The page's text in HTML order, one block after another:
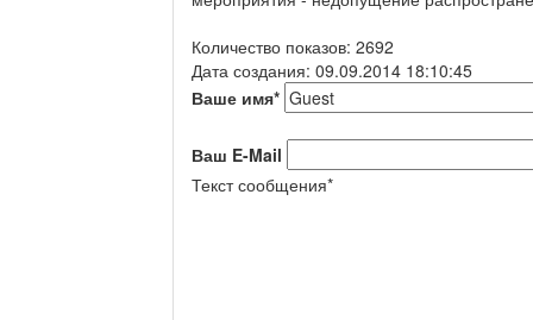
Количество показов: 2692
Дата создания: 09.09.2014 18:10:45
Ваше имя*
Ваш E-Mail
Текст сообщения*